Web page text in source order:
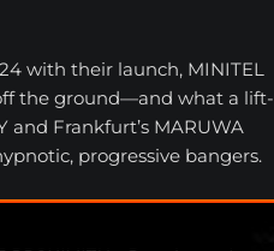
with their launch, MINITEL
the ground—and what a lift-
and Frankfurt’s MARUWA
progressive bangers.